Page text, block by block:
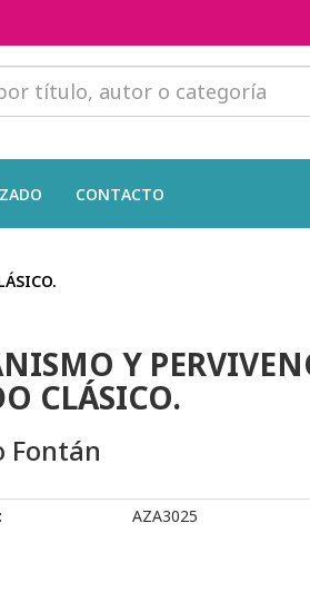
CONTACTO
Y
CLÁSICO.
Fontán
AZA3025